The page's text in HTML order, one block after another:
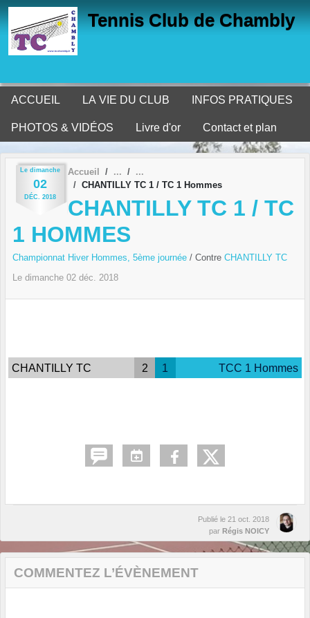
Tennis Club de Chambly
ACCUEIL LA VIE DU CLUB INFOS PRATIQUES
PHOTOS & VIDÉOS Livre d'or Contact et plan
Le dimanche
02
DÉC. 2018
Accueil
CHANTILLY TC 1 / TC 1 Hommes
CHANTILLY TC 1 / TC
1 HOMMES
Championnat Hiver Hommes, 5ème journée / Contre CHANTILLY TC
Le dimanche 02 déc. 2018
CHANTILLY TC 2 1 TCC 1 Hommes
Publié le 21 oct. 2018
par Régis NOICY
COMMENTEZ L’ÉVÈNEMENT
Panneau de gestion des cookies